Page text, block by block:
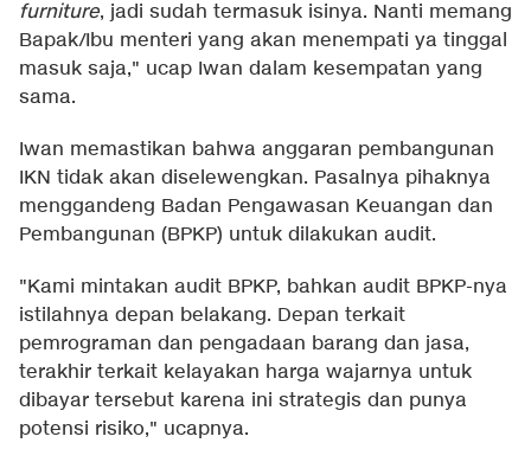
furniture, jadi sudah termasuk isinya. Nanti memang
Bapak/Ibu menteri yang akan menempati ya tinggal
masuk saja," ucap Iwan dalam kesempatan yang
sama.
Iwan memastikan bahwa anggaran pembangunan
IKN tidak akan diselewengkan. Pasalnya pihaknya
menggandeng Badan Pengawasan Keuangan dan
Pembangunan (BPKP) untuk dilakukan audit.
"Kami mintakan audit BPKP, bahkan audit BPKP-nya
istilahnya depan belakang. Depan terkait
pemrograman dan pengadaan barang dan jasa,
terakhir terkait kelayakan harga wajarnya untuk
dibayar tersebut karena ini strategis dan punya
potensi risiko," ucapnya.